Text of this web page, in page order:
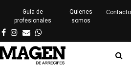
Guía de
profesionales
Quienes
somos
Contacto
Facebook
Instagram
EmailWhatsapp